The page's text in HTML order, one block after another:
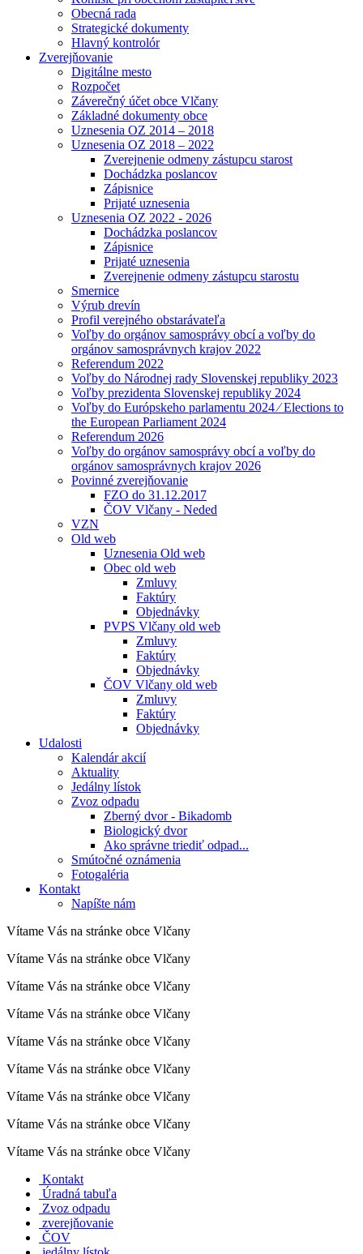
Obecná rada
Strategické dokumenty
Hlavný kontrolór
Zverejňovanie
Digitálne mesto
Rozpočet
Záverečný účet obce Vlčany
Základné dokumenty obce
Uznesenia OZ 2014 – 2018
Uznesenia OZ 2018 – 2022
Zverejnenie odmeny zástupcu starost
Dochádzka poslancov
Zápisnice
Prijaté uznesenia
Uznesenia OZ 2022 - 2026
Dochádzka poslancov
Zápisnice
Prijaté uznesenia
Zverejnenie odmeny zástupcu starostu
Smernice
Výrub drevín
Profil verejného obstarávateľa
Voľby do orgánov samosprávy obcí a voľby do
orgánov samosprávnych krajov 2022
Referendum 2022
Voľby do Národnej rady Slovenskej republiky 2023
Voľby prezidenta Slovenskej republiky 2024
Voľby do Európskeho parlamentu 2024 ⁄ Elections to
the European Parliament 2024
Referendum 2026
Voľby do orgánov samosprávy obcí a voľby do
orgánov samosprávnych krajov 2026
Povinné zverejňovanie
FZO do 31.12.2017
ČOV Vlčany - Neded
VZN
Old web
Uznesenia Old web
Obec old web
Zmluvy
Faktúry
Objednávky
PVPS Vlčany old web
Zmluvy
Faktúry
Objednávky
ČOV Vlčany old web
Zmluvy
Faktúry
Objednávky
Udalosti
Kalendár akcií
Aktuality
Jedálny lístok
Zvoz odpadu
Zberný dvor - Bikadomb
Biologický dvor
Ako správne triediť odpad...
Smútočné oznámenia
Fotogaléria
Kontakt
Napíšte nám
Vítame Vás na stránke obce Vlčany
Vítame Vás na stránke obce Vlčany
Vítame Vás na stránke obce Vlčany
Vítame Vás na stránke obce Vlčany
Vítame Vás na stránke obce Vlčany
Vítame Vás na stránke obce Vlčany
Vítame Vás na stránke obce Vlčany
Vítame Vás na stránke obce Vlčany
Vítame Vás na stránke obce Vlčany
Kontakt
Úradná tabuľa
Zvoz odpadu
zverejňovanie
ČOV